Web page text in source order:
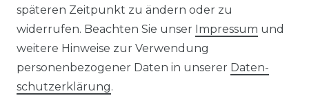
Impressum Daten­schutz­erklärung
späteren Zeitpunkt zu ändern oder zu
widerrufen. Beachten Sie unser Impressum und
weitere Hinweise zur Verwendung
personenbezogener Daten in unserer Daten­
schutz­erklärung.